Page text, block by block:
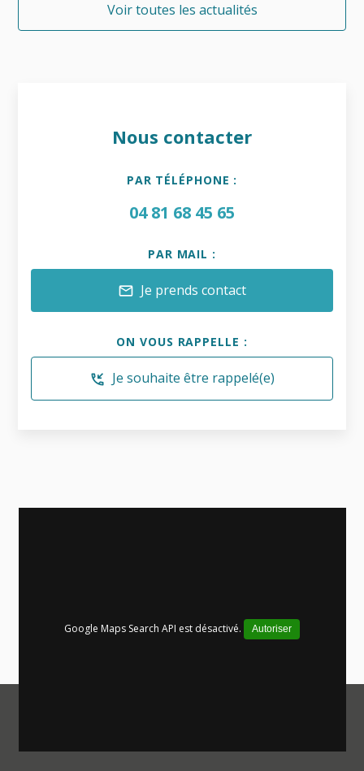
Voir toutes les actualités
Nous contacter
PAR TÉLÉPHONE :
04 81 68 45 65
PAR MAIL :
mail Je prends contact
ON VOUS RAPPELLE :
phone_callback Je souhaite être rappelé(e)
Google Maps Search API est désactivé. Autoriser